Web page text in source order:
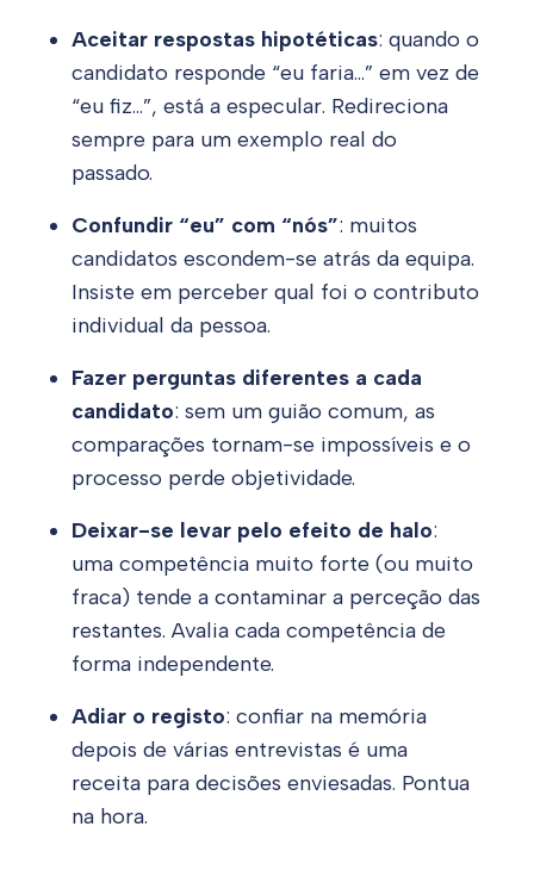
Aceitar respostas hipotéticas: quando o
candidato responde “eu faria…” em vez de
“eu fiz…”, está a especular. Redireciona
sempre para um exemplo real do
passado.
Confundir “eu” com “nós”: muitos
candidatos escondem-se atrás da equipa.
Insiste em perceber qual foi o contributo
individual da pessoa.
Fazer perguntas diferentes a cada
candidato: sem um guião comum, as
comparações tornam-se impossíveis e o
processo perde objetividade.
Deixar-se levar pelo efeito de halo:
uma competência muito forte (ou muito
fraca) tende a contaminar a perceção das
restantes. Avalia cada competência de
forma independente.
Adiar o registo: confiar na memória
depois de várias entrevistas é uma
receita para decisões enviesadas. Pontua
na hora.